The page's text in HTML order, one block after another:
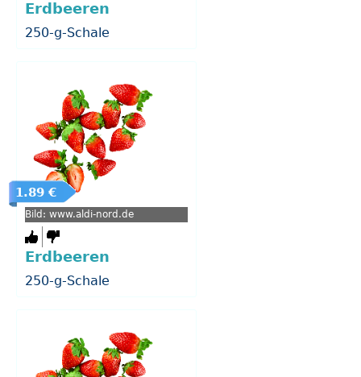
Erdbeeren
250-g-Schale
1.89 €
Bild: www.aldi-nord.de
Erdbeeren
250-g-Schale